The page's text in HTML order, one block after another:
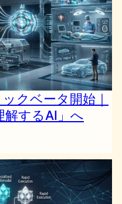
クベータ開始｜
解するAI」へ